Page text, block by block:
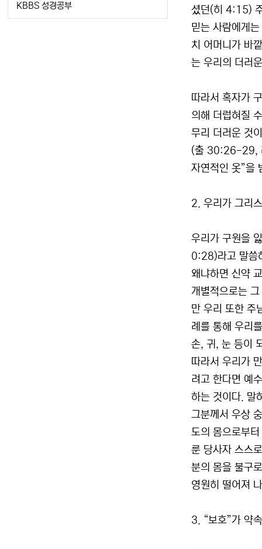
셨던(히 4:15)
믿는 사람에게
치 어머니가 바
는 우리의 더러
따라서 혹자가
의해 더럽혀질
무리 더러운 것
(출 30:26-29,
자연적인 옷”을
2. 우리가 그리
우리가 구원을
0:28)라고 말씀
왜냐하면 신약
개별적으로는
만 우리 또한 주
례를 통해 우리
손, 귀, 눈 등이
따라서 우리가
려고 한다면 예
하는 것이다. 말
그분께서 우상
도의 몸으로부
룬 당사자 스스
분의 몸을 불구
영원히 떨어져
3. “보호”가 약
KBBS 성경공부